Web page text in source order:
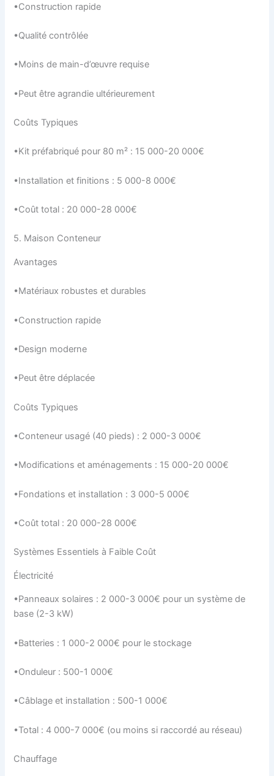
•Construction rapide
•Qualité contrôlée
•Moins de main-d’œuvre requise
•Peut être agrandie ultérieurement
Coûts Typiques
•Kit préfabriqué pour 80 m² : 15 000-20 000€
•Installation et finitions : 5 000-8 000€
•Coût total : 20 000-28 000€
5. Maison Conteneur
Avantages
•Matériaux robustes et durables
•Construction rapide
•Design moderne
•Peut être déplacée
Coûts Typiques
•Conteneur usagé (40 pieds) : 2 000-3 000€
•Modifications et aménagements : 15 000-20 000€
•Fondations et installation : 3 000-5 000€
•Coût total : 20 000-28 000€
Systèmes Essentiels à Faible Coût
Électricité
•Panneaux solaires : 2 000-3 000€ pour un système de
base (2-3 kW)
•Batteries : 1 000-2 000€ pour le stockage
•Onduleur : 500-1 000€
•Câblage et installation : 500-1 000€
•Total : 4 000-7 000€ (ou moins si raccordé au réseau)
Chauffage